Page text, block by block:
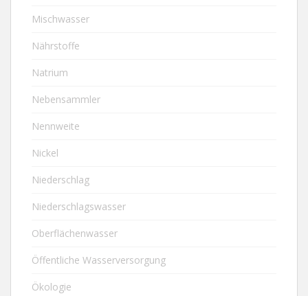
Mischwasser
Nährstoffe
Natrium
Nebensammler
Nennweite
Nickel
Niederschlag
Niederschlagswasser
Oberflächenwasser
Öffentliche Wasserversorgung
Ökologie